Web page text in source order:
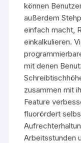
können
außerdem
einfach macht,
einkalkulieren.
mit denen
zusammen mit
Feature
fluorördert
Arbeitsstunden